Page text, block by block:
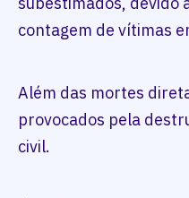
contagem de vítimas
Além das mortes
provocados pela
civil.